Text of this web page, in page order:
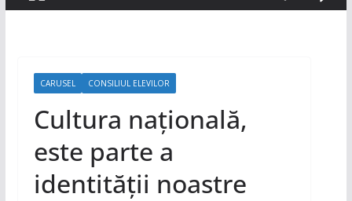
CARUSEL CONSILIUL ELEVILOR
Cultura națională,
este parte a
identității noastre